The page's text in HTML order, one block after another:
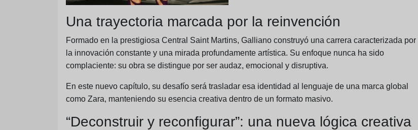
Una trayectoria marcada por la reinvención
Formado en la prestigiosa Central Saint Martins, Galliano construyó una carrera caracterizada por
la innovación constante y una mirada profundamente artística. Su enfoque nunca ha sido
complaciente: su obra se distingue por ser audaz, emocional y disruptiva.
En este nuevo capítulo, su desafío será trasladar esa identidad al lenguaje de una marca global
como Zara, manteniendo su esencia creativa dentro de un formato masivo.
“Deconstruir y reconfigurar”: una nueva lógica creativa